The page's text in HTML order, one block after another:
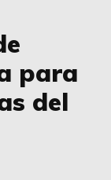
para
del